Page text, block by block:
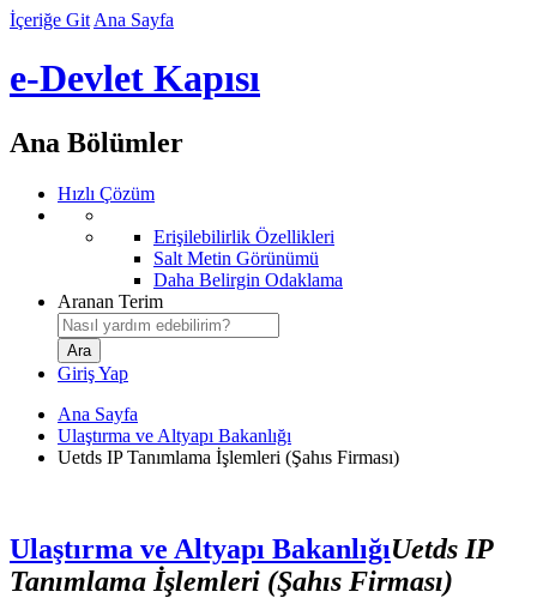
İçeriğe Git Ana Sayfa
e-Devlet Kapısı
Ana Bölümler
Hızlı Çözüm
Erişilebilirlik Özellikleri
Salt Metin Görünümü
Daha Belirgin Odaklama
Aranan Terim
Giriş Yap
Ana Sayfa
Ulaştırma ve Altyapı Bakanlığı
Uetds IP Tanımlama İşlemleri (Şahıs Firması)
Ulaştırma ve Altyapı BakanlığıUetds IP
Tanımlama İşlemleri (Şahıs Firması)